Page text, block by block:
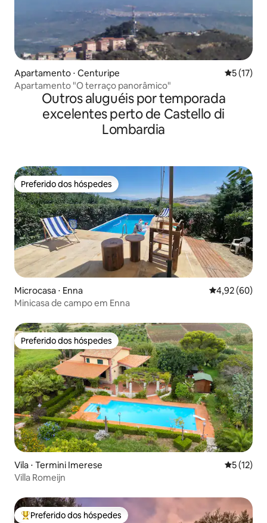
Apartamento ⋅ Centuripe 5 de uma
5 (17)
Apartamento "O terraço panorâmico"
Outros aluguéis por temporada
excelentes perto de Castello di
Lombardia
Preferido dos hóspedes
Preferido dos hóspedes
Microcasa ⋅ Enna 4,92 de uma
4,92 (60)
Minicasa de campo em Enna
Preferido dos hóspedes
Preferido dos hóspedes
Vila ⋅ Termini Imerese 5 de uma
5 (12)
Villa Romeijn
Entre os melhores preferidos dos hóspedes
Preferido dos hóspedes